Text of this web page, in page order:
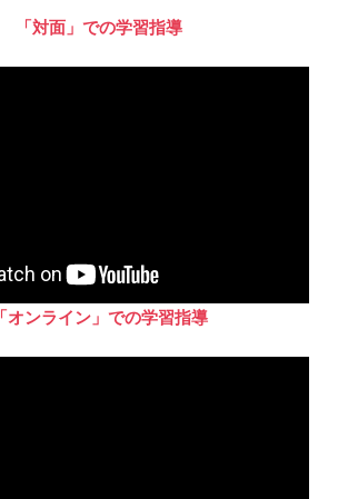
「対面」での学習指導
「オンライン」での学習指導